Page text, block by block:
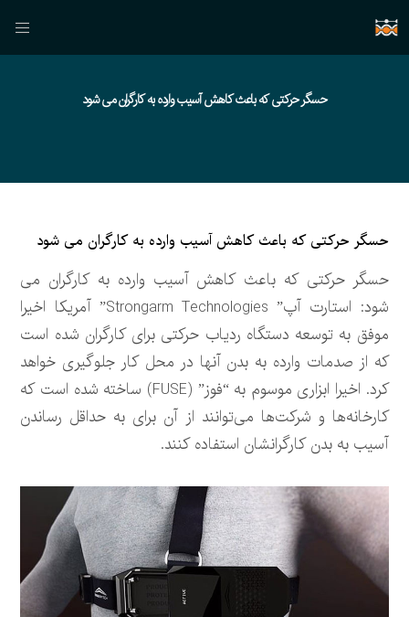
حسگر حرکتی که باعث کاهش آسیب وارده به کارگران می شود
حسگر حرکتی که باعث کاهش آسیب وارده به کارگران می شود
حسگر حرکتی که باعث کاهش آسیب وارده به کارگران می
شود: استارت آپ” Strongarm Technologies” آمریکا اخیرا
موفق به توسعه دستگاه ردیاب حرکتی برای کارگران شده است
که از صدمات وارده به بدن آنها در محل کار جلوگیری خواهد
کرد. اخیرا ابزاری موسوم به “فوز” (FUSE) ساخته شده است که
کارخانه‌ها و شرکت‌ها می‌توانند از آن برای به حداقل رساندن
آسیب به بدن کارگرانشان استفاده کنند.